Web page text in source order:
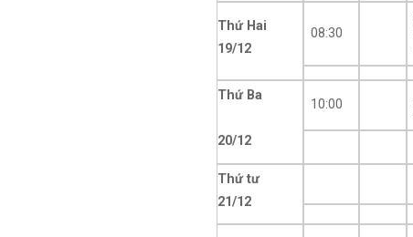
Thứ Hai
19/12
08:30
Thứ Ba
20/12
10:00
Thứ tư
21/12